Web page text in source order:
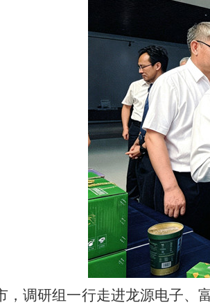
，调研组一行走进龙源电子、